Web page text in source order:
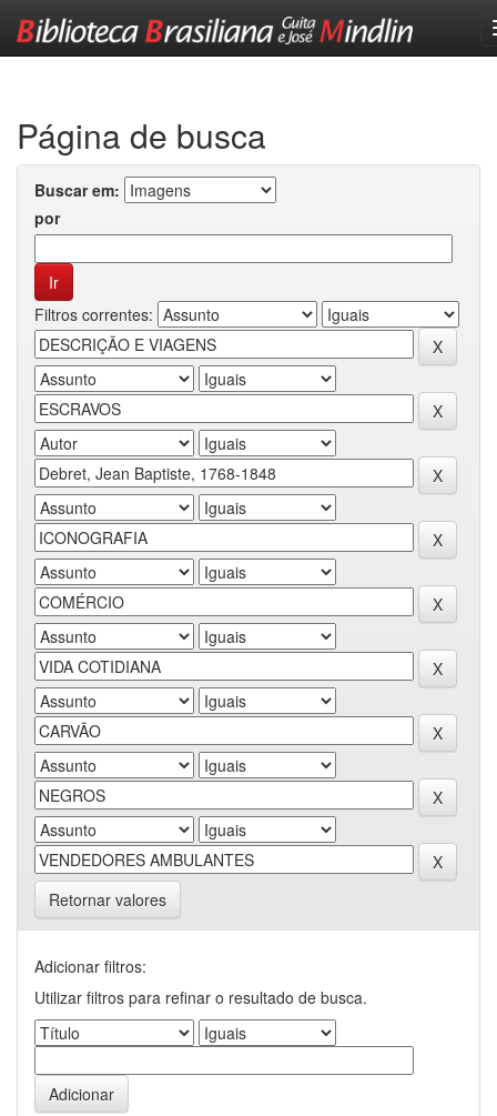
Página de busca
Buscar em:
por
Filtros correntes:
Retornar valores
Adicionar filtros:
Utilizar filtros para refinar o resultado de busca.